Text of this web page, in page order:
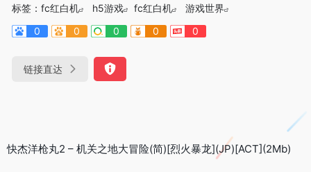
标签： fc红白机 h5游戏 fc红白机
游戏世界
0
0 0 0 0
链接直达
快杰洋枪丸2 – 机关之地大冒险(简)[烈火暴龙](JP)[ACT](2Mb)